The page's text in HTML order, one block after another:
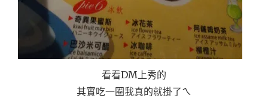
看看DM上秀的
其實吃一圈我真的就掛了ㄟ